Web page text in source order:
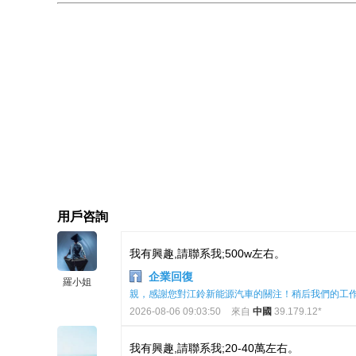
用戶咨詢
羅小姐
我有興趣,請聯系我;500w左右。
企業回復
親，感謝您對江鈴新能源汽車的關注！稍后我們的工
2026-08-06 09:03:50
來自 中國 39.179.12*
我有興趣,請聯系我;20-40萬左右。